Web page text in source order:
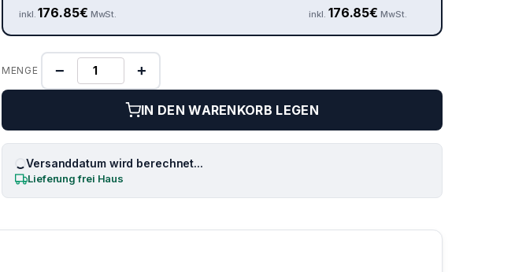
inkl.176.85€ MwSt. inkl. 176.85€ MwSt.
MENGE − +
IN DEN WARENKORB LEGEN
Versanddatum wird berechnet...
Lieferung frei Haus